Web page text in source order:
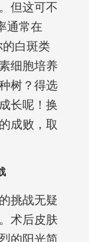
但这可不
通常在
白斑类
细胞培养
树？得选
长呢！换
成败，取
挑战无疑
术后皮肤
的阳光简